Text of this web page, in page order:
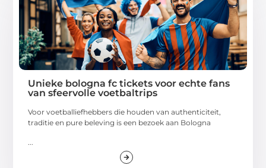
Unieke bologna fc tickets voor echte fans
van sfeervolle voetbaltrips
Voor voetballiefhebbers die houden van authenticiteit,
traditie en pure beleving is een bezoek aan Bologna